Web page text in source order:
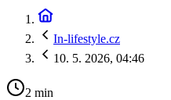
In-lifestyle.cz
10. 5. 2026, 04:46
2 min